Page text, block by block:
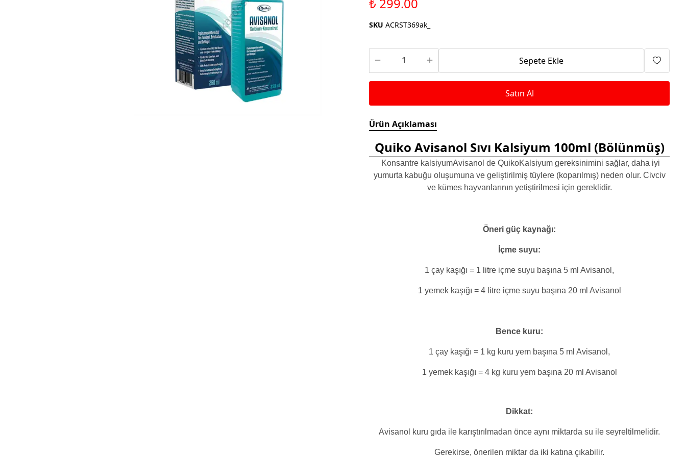
Saka ve Doğa Kuşu
Yemleri
Güvercin Yemleri
Kumlar
Mamalar
Krakerler
Kalamar Kemiği ve Gaga
Taşları
Aparatları
SKU ACRST369ak_
Sepete Ekle
Satın Al
Ürün Açıklaması
Quiko Avisanol Sıvı Kalsiyum 100ml (Bölünmüş)
Konsantre kalsiyumAvisanol de QuikoKalsiyum gereksinimini sağlar, daha iyi
yumurta kabuğu oluşumuna ve geliştirilmiş tüylere (koparılmış) neden olur. Civciv
ve kümes hayvanlarının yetiştirilmesi için gereklidir.
Öneri güç kaynağı:
İçme suyu:
1 çay kaşığı = 1 litre içme suyu başına 5 ml Avisanol,
1 yemek kaşığı = 4 litre içme suyu başına 20 ml Avisanol
Bence kuru:
1 çay kaşığı = 1 kg kuru yem başına 5 ml Avisanol,
1 yemek kaşığı = 4 kg kuru yem başına 20 ml Avisanol
Dikkat:
Avisanol kuru gıda ile karıştırılmadan önce aynı miktarda su ile seyreltilmelidir.
Gerekirse, önerilen miktar da iki katına çıkabilir.